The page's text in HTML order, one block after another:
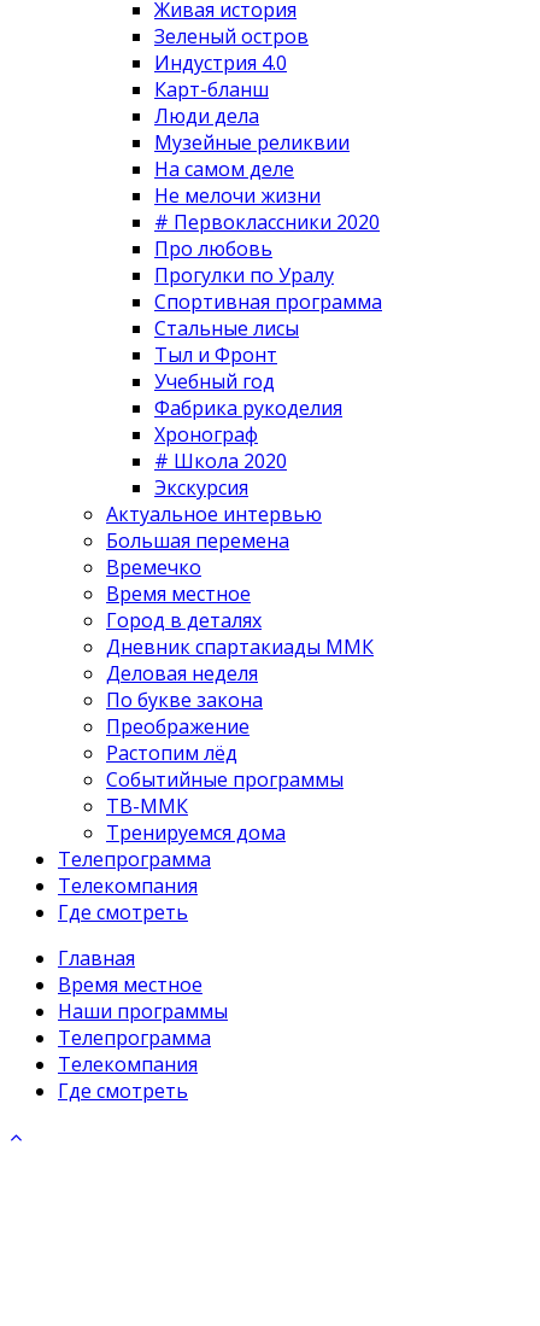
Живая история
Зеленый остров
Индустрия 4.0
Карт-бланш
Люди дела
Музейные реликвии
На самом деле
Не мелочи жизни
# Первоклассники 2020
Про любовь
Прогулки по Уралу
Спортивная программа
Стальные лисы
Тыл и Фронт
Учебный год
Фабрика рукоделия
Хронограф
# Школа 2020
Экскурсия
Актуальное интервью
Большая перемена
Времечко
Время местное
Город в деталях
Дневник спартакиады ММК
Деловая неделя
По букве закона
Преображение
Растопим лёд
Событийные программы
ТВ-ММК
Тренируемся дома
Телепрограмма
Телекомпания
Где смотреть
Главная
Время местное
Наши программы
Телепрограмма
Телекомпания
Где смотреть